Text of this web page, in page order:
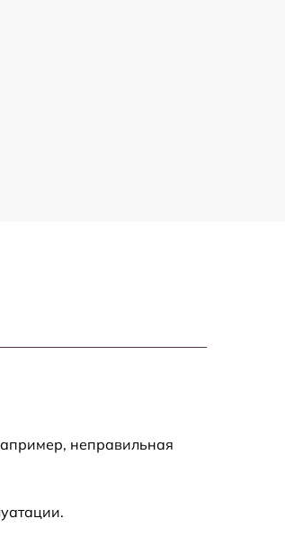
неправильная